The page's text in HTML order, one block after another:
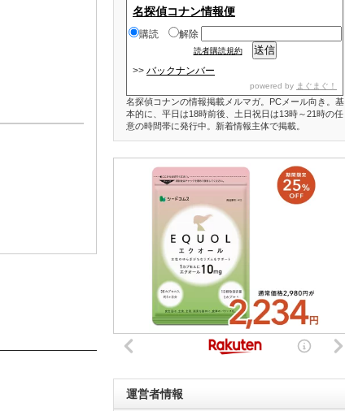
名探偵コナン情報便
購読 解除
読者購読規約
>> バックナンバー
powered by まぐまぐ！
名探偵コナンの情報掲載メルマガ。PCメール向き。基
本的に、平日は18時前後、土日祝日は13時～21時の任
意の時間帯に発行中。新着情報主体で掲載。
運営者情報